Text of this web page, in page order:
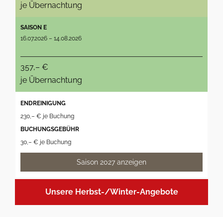
je Übernachtung
SAISON E
16.07.2026 – 14.08.2026
357,– €
je Übernachtung
ENDREINIGUNG
230,– € je Buchung
BUCHUNGSGEBÜHR
30,– € je Buchung
Saison 2027 anzeigen
Unsere Herbst-/Winter-Angebote